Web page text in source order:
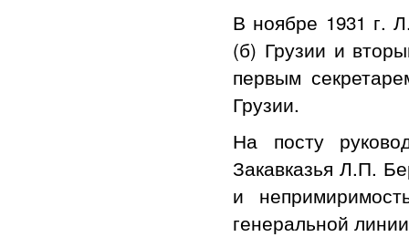
В ноябре 1931 г.
(б) Грузии и
первым
Грузии.
На посту
Закавказья Л.П.
и
генеральной